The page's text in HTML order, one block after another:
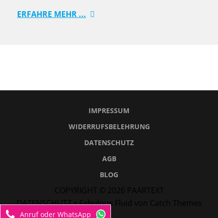
ERFAHRE MEHR ...
IMPRESSUM
WIDERRUFSBELEHRUNG
DATENSCHUTZ
AGB
BLOG
COPYRIGHT © 2026 PAARTEXT
DATENSCHUTZ • Fabulous Fluid von Catch Themes
Anruf oder WhatsApp